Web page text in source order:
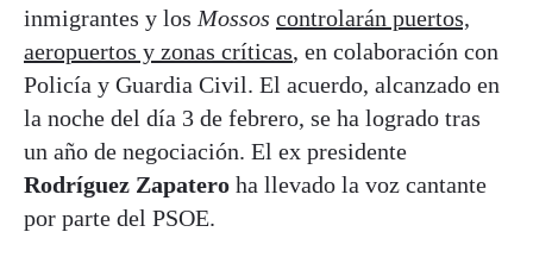
inmigrantes y los Mossos controlarán puertos,
aeropuertos y zonas críticas, en colaboración con
Policía y Guardia Civil. El acuerdo, alcanzado en
la noche del día 3 de febrero, se ha logrado tras
un año de negociación. El ex presidente
Rodríguez Zapatero ha llevado la voz cantante
por parte del PSOE.